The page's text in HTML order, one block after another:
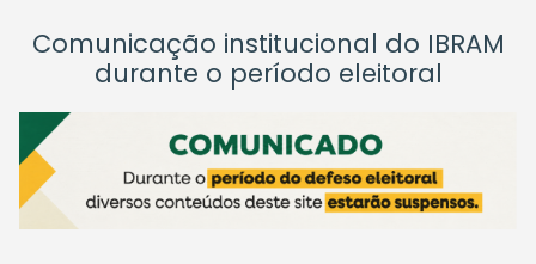
Comunicação institucional do IBRAM
durante o período eleitoral